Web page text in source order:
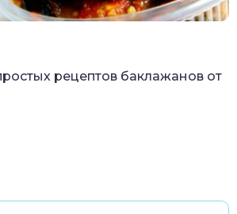
рецептов баклажанов от